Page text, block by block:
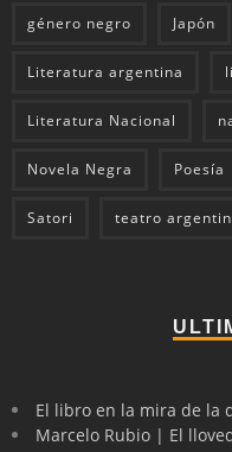
género negro Japón
Literatura argentina
Literatura Nacional
Novela Negra Poesía
Satori teatro
El libro en la mira de la
Marcelo Rubio | El